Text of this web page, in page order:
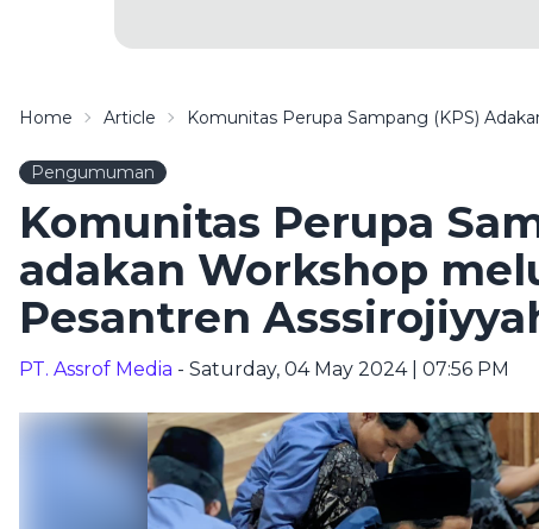
Home Article Komunitas Perupa Sampang (KPS)
Pengumuman
Komunitas Perupa
adakan Workshop
Pesantren
PT. Assrof Media - Saturday, 04 May 2024 | 07:56 PM